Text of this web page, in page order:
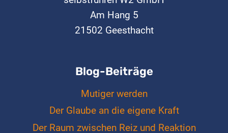
Am Hang 5
21502 Geesthacht
Blog-Beiträge
Mutiger werden
Der Glaube an die eigene Kraft
Der Raum zwischen Reiz und Reaktion